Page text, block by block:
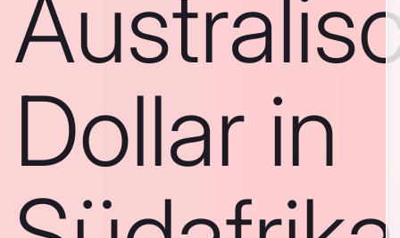
Dollar in